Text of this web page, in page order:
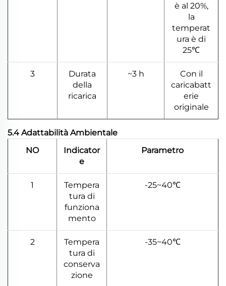
è al 20%,
la
temperat
ura è di
25℃
3
Durata
della
ricarica
~3 h
Con il
caricabatt
erie
originale
5.4 Adattabilità Ambientale
NO
Indicator
e
Parametro
1
Tempera
tura di
funziona
mento
-25~40℃
2
Tempera
tura di
conserva
zione
-35~40℃